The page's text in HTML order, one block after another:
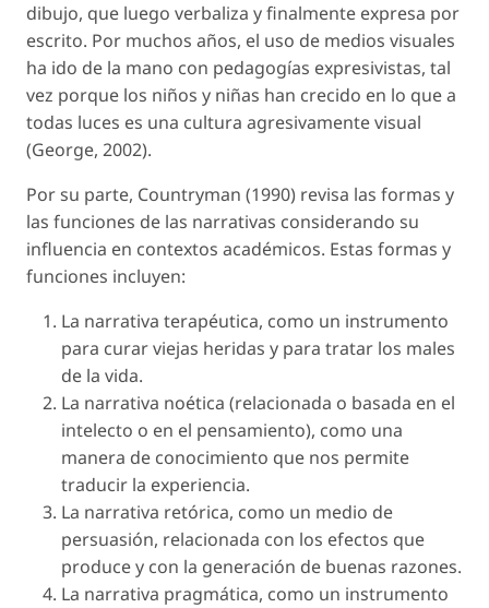
dibujo, que luego verbaliza y finalmente expresa por
escrito. Por muchos años, el uso de medios visuales
ha ido de la mano con pedagogías expresivistas, tal
vez porque los niños y niñas han crecido en lo que a
todas luces es una cultura agresivamente visual
(George, 2002).
Por su parte, Countryman (1990) revisa las formas y
las funciones de las narrativas considerando su
influencia en contextos académicos. Estas formas y
funciones incluyen:
La narrativa terapéutica, como un instrumento
para curar viejas heridas y para tratar los males
de la vida.
La narrativa noética (relacionada o basada en el
intelecto o en el pensamiento), como una
manera de conocimiento que nos permite
traducir la experiencia.
La narrativa retórica, como un medio de
persuasión, relacionada con los efectos que
produce y con la generación de buenas razones.
La narrativa pragmática, como un instrumento